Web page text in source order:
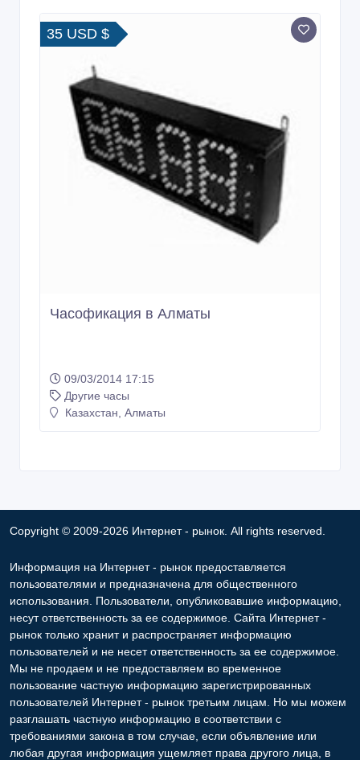
35 USD $
Часофикация в Алматы
09/03/2014 17:15
Другие часы
Казахстан, Алматы
Copyright © 2009-2026 Интернет - рынок. All rights reserved.
Информация на Интернет - рынок предоставляется
пользователями и предназначена для общественного
использования. Пользователи, опубликовавшие информацию,
несут ответственность за ее содержимое. Сайта Интернет -
рынок только хранит и распространяет информацию
пользователей и не несет ответственность за ее содержимое.
Мы не продаем и не предоставляем во временное
пользование частную информацию зарегистрированных
пользователей Интернет - рынок третьим лицам. Но мы можем
разглашать частную информацию в соответствии с
требованиями закона в том случае, если объявление или
любая другая информация ущемляет права другого лица, в